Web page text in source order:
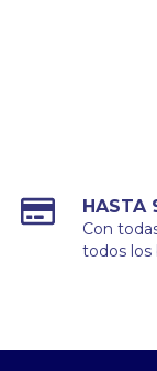
HASTA
Con
todos los